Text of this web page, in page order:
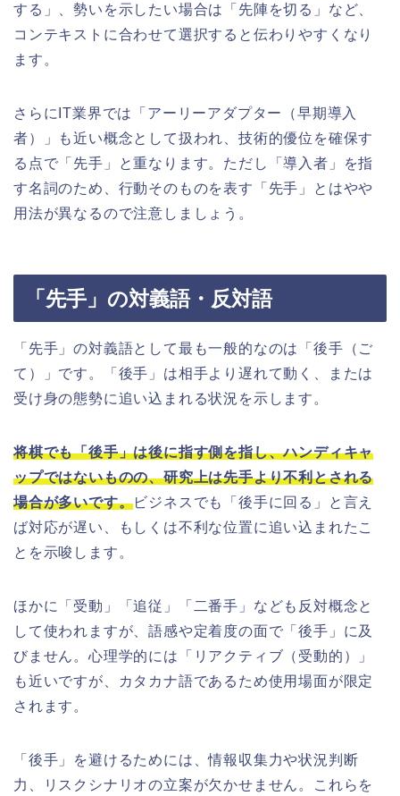
する」、勢いを示したい場合は「先陣を切る」など、
コンテキストに合わせて選択すると伝わりやすくなり
ます。
さらにIT業界では「アーリーアダプター（早期導入
者）」も近い概念として扱われ、技術的優位を確保す
る点で「先手」と重なります。ただし「導入者」を指
す名詞のため、行動そのものを表す「先手」とはやや
用法が異なるので注意しましょう。
「先手」の対義語・反対語
「先手」の対義語として最も一般的なのは「後手（ご
て）」です。「後手」は相手より遅れて動く、または
受け身の態勢に追い込まれる状況を示します。
将棋でも「後手」は後に指す側を指し、ハンディキャ
ップではないものの、研究上は先手より不利とされる
場合が多いです。ビジネスでも「後手に回る」と言え
ば対応が遅い、もしくは不利な位置に追い込まれたこ
とを示唆します。
ほかに「受動」「追従」「二番手」なども反対概念と
して使われますが、語感や定着度の面で「後手」に及
びません。心理学的には「リアクティブ（受動的）」
も近いですが、カタカナ語であるため使用場面が限定
されます。
「後手」を避けるためには、情報収集力や状況判断
力、リスクシナリオの立案が欠かせません。これらを